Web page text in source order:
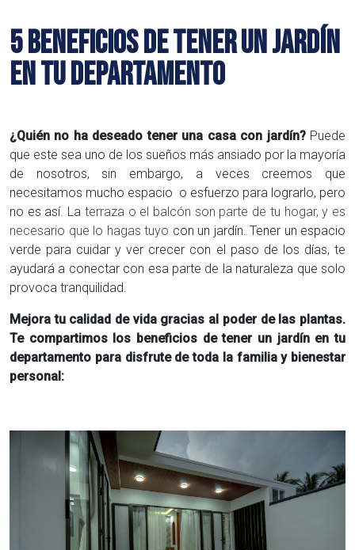
5 BENEFICIOS DE TENER UN JARDÍN
EN TU DEPARTAMENTO
¿Quién no ha deseado tener una casa con jardín? Puede
que este sea uno de los sueños más ansiado por la mayoría
de nosotros, sin embargo, a veces creemos que
necesitamos mucho espacio o esfuerzo para lograrlo, pero
no es así. La terraza o el balcón son parte de tu hogar, y es
necesario que lo hagas tuyo con un jardín. Tener un espacio
verde para cuidar y ver crecer con el paso de los días, te
ayudará a conectar con esa parte de la naturaleza que solo
provoca tranquilidad.
Mejora tu calidad de vida gracias al poder de las plantas.
Te compartimos los beneficios de tener un jardín en tu
departamento para disfrute de toda la familia y bienestar
personal: